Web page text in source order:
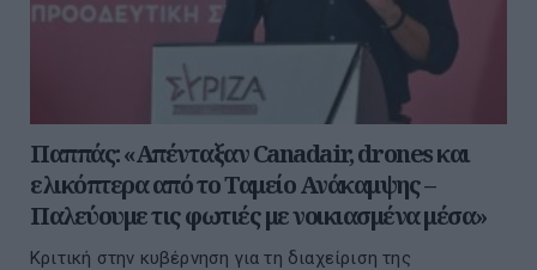
Παππάς: «Απένταξαν Canadair, drones και
ελικόπτερα από το Ταμείο Ανάκαμψης –
Παλεύουμε τις φωτιές με νοικιασμένα μέσα»
Kριτική στην κυβέρνηση για τη διαχείριση της